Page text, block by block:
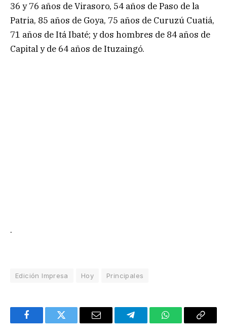
36 y 76 años de Virasoro, 54 años de Paso de la
Patria, 85 años de Goya, 75 años de Curuzú Cuatiá,
71 años de Itá Ibaté; y dos hombres de 84 años de
Capital y de 64 años de Ituzaingó.
.
Edición Impresa Hoy Principales
FacebookTwitter Email TelegramWhatsAppCopy